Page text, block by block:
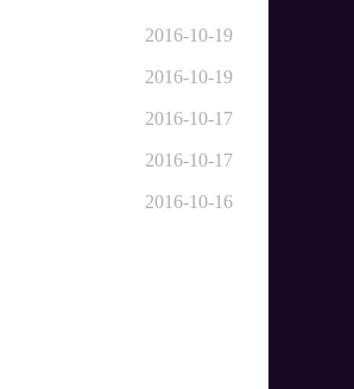
2016-10-19
2016-10-19
2016-10-17
2016-10-17
2016-10-16